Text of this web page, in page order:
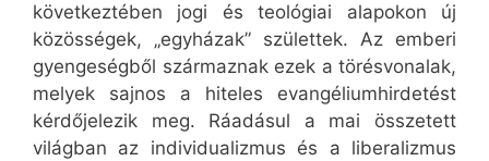
következtében jogi és teológiai alapokon új
közösségek, „egyházak” születtek. Az emberi
gyengeségből származnak ezek a törésvonalak,
melyek sajnos a hiteles evangéliumhirdetést
kérdőjelezik meg. Ráadásul a mai összetett
világban az individualizmus és a liberalizmus